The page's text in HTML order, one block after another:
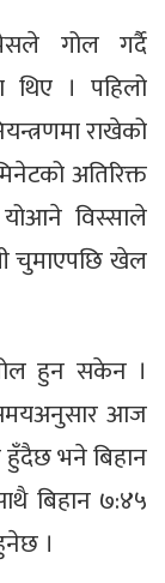
गोल गर्दै
थिए । पहिलो
राखेको
अतिरिक्त
विस्साले
चुमाएपछि खेल
हुन सकेन ।
समयअनुसार आज
हुँदैछ भने बिहान
बिहान ७:४५
।